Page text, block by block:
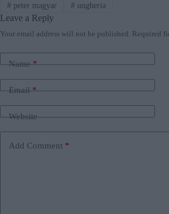
#peter magyar #ungheria
Leave a Reply
Your email address will not be published. Required
Name*
Email*
Website
Add Comment *